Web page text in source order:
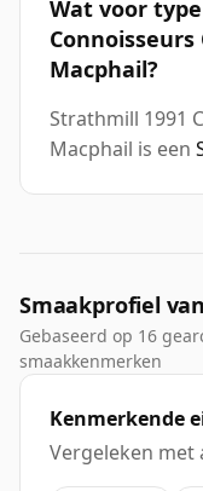
Wat voor
Connoisseurs
Macphail?
Strathmill 1991
Macphail is een
Smaakprofiel
Gebaseerd op 16
smaakkenmerken
Kenmerkende
Vergeleken met